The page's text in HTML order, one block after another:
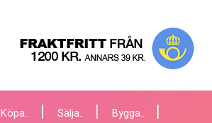
Köpa.. Sälja.. Bygga..